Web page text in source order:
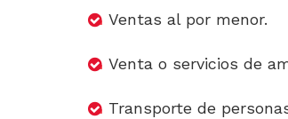
Ventas al por menor.
Venta o servicios de
Transporte de